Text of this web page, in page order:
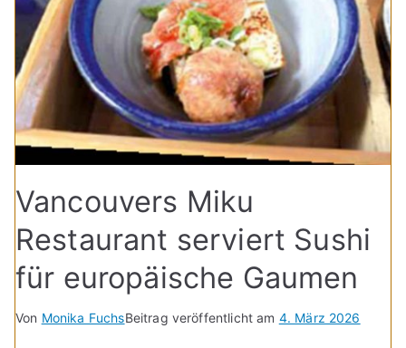
Vancouvers Miku
Restaurant serviert Sushi
für europäische Gaumen
Von Monika FuchsBeitrag veröffentlicht am 4. März 2026